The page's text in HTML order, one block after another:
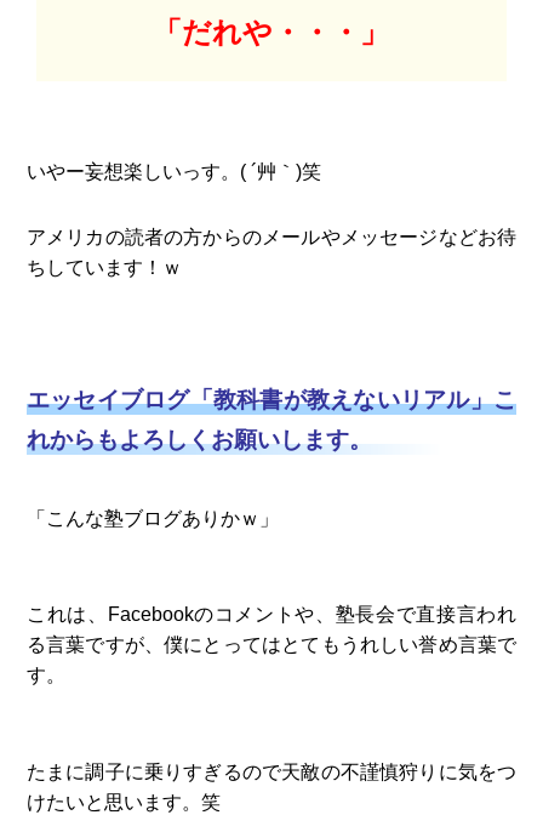
「だれや・・・」
いやー妄想楽しいっす。( ´艸｀)笑
アメリカの読者の方からのメールやメッセージなどお待
ちしています！ｗ
エッセイブログ「教科書が教えないリアル」こ
れからもよろしくお願いします。
「こんな塾ブログありかｗ」
これは、Facebookのコメントや、塾長会で直接言われ
る言葉ですが、僕にとってはとてもうれしい誉め言葉で
す。
たまに調子に乗りすぎるので天敵の不謹慎狩りに気をつ
けたいと思います。笑